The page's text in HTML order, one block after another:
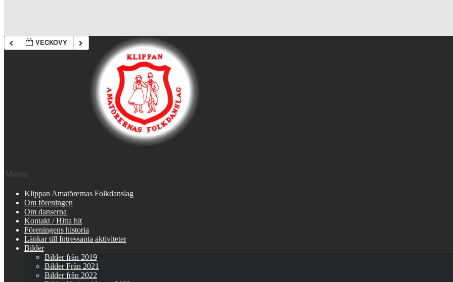
VECKOVY
Menu
Klippan Amatörernas Folkdanslag
Om föreningen
Om danserna
Kontakt / Hitta hit
Föreningens historia
Länkar till Intressanta aktiviteter
Bilder
Bilder från 2019
Bilder Från 2021
Bilder från 2022